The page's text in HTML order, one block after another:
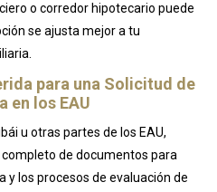
o corredor hipotecario puede
se ajusta mejor a tu
para una Solicitud de
en los EAU
u otras partes de los EAU,
de documentos para
y los procesos de evaluación de